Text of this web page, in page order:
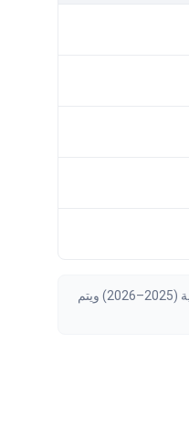
تم التحقق من البيانات بواسطة Bookimed اعتبارًا من August 2026، استنادًا إلى طلبات المرضى والعروض الرسمية من 4 عيادة حول العالم. تستند التكاليف المتوسطة إلى الفواتير الحقيقية (2025–2026) ويتم